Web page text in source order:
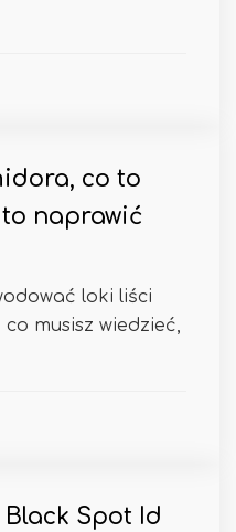
co to
naprawić
loki liści
musisz wiedzieć,
Spot Id